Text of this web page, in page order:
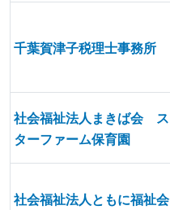
千葉賀津子税理士事務所
社会福祉法人まきば会 ス
ターファーム保育園
社会福祉法人ともに福祉会